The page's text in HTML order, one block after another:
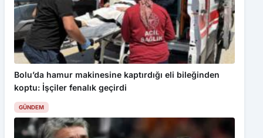
Bolu’da hamur makinesine kaptırdığı eli bileğinden
koptu: İşçiler fenalık geçirdi
GÜNDEM